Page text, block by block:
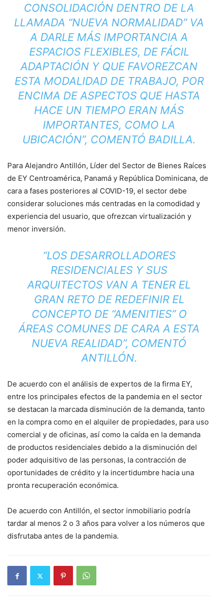
CONSOLIDACIÓN DENTRO DE LA
LLAMADA “NUEVA NORMALIDAD” VA
A DARLE MÁS IMPORTANCIA A
ESPACIOS FLEXIBLES, DE FÁCIL
ADAPTACIÓN Y QUE FAVOREZCAN
ESTA MODALIDAD DE TRABAJO, POR
ENCIMA DE ASPECTOS QUE HASTA
HACE UN TIEMPO ERAN MÁS
IMPORTANTES, COMO LA
UBICACIÓN”, COMENTÓ BADILLA.
Para Alejandro Antillón, Líder del Sector de Bienes Raíces
de EY Centroamérica, Panamá y República Dominicana, de
cara a fases posteriores al COVID-19, el sector debe
considerar soluciones más centradas en la comodidad y
experiencia del usuario, que ofrezcan virtualización y
menor inversión.
“LOS DESARROLLADORES
RESIDENCIALES Y SUS
ARQUITECTOS VAN A TENER EL
GRAN RETO DE REDEFINIR EL
CONCEPTO DE “AMENITIES” O
ÁREAS COMUNES DE CARA A ESTA
NUEVA REALIDAD”, COMENTÓ
ANTILLÓN.
De acuerdo con el análisis de expertos de la firma EY,
entre los principales efectos de la pandemia en el sector
se destacan la marcada disminución de la demanda, tanto
en la compra como en el alquiler de propiedades, para uso
comercial y de oficinas, así como la caída en la demanda
de productos residenciales debido a la disminución del
poder adquisitivo de las personas, la contracción de
oportunidades de crédito y la incertidumbre hacia una
pronta recuperación económica.
De acuerdo con Antillón, el sector inmobiliario podría
tardar al menos 2 o 3 años para volver a los números que
disfrutaba antes de la pandemia.